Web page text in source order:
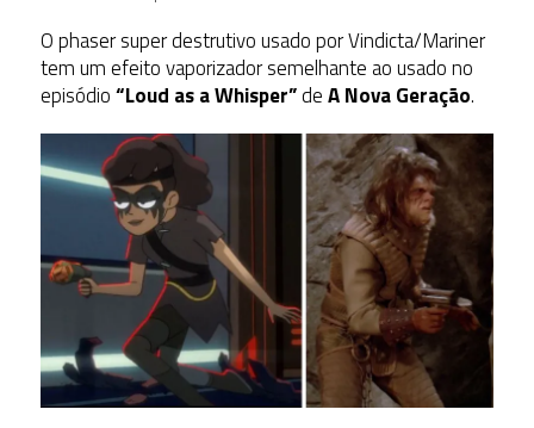
O phaser super destrutivo usado por Vindicta/Mariner
tem um efeito vaporizador semelhante ao usado no
episódio“Loud as a Whisper”deA Nova Geração.